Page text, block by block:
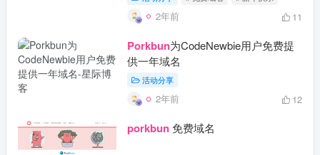
2年前 11
Porkbun为CodeNewbie用户免费提
供一年域名
活动分享
2年前 12
porkbun免费域名